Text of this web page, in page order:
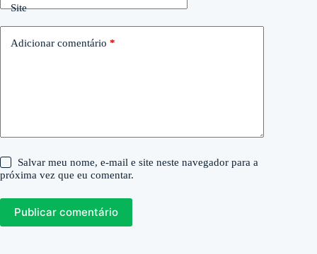
Site
Adicionar comentário *
Salvar meu nome, e-mail e site neste navegador para a
próxima vez que eu comentar.
Publicar comentário